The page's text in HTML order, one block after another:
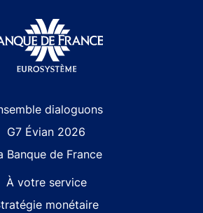
dialoguons
G7 Évian 2026
Banque de France
À votre service
monétaire